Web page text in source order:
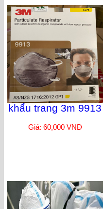
khẩu trang 3m 9913
Giá: 60,000 VNĐ